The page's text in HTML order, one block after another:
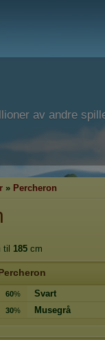
av andre
» Percheron
til 185 cm
60%
Svart
30% Musegrå